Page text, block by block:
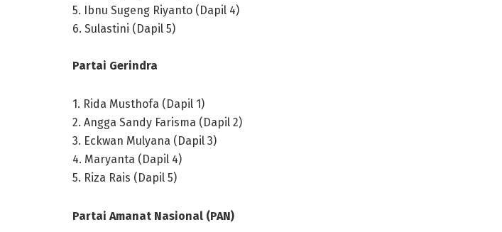
5. Ibnu Sugeng Riyanto (Dapil 4)
6. Sulastini (Dapil 5)
Partai Gerindra
1. Rida Musthofa (Dapil 1)
2. Angga Sandy Farisma (Dapil 2)
3. Eckwan Mulyana (Dapil 3)
4. Maryanta (Dapil 4)
5. Riza Rais (Dapil 5)
Partai Amanat Nasional (PAN)